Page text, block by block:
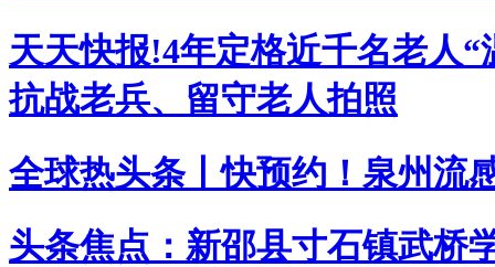
天天快报!4年定格近千名老人
抗战老兵、留守老人拍照
全球热头条丨快预约！泉州流
头条焦点：新邵县寸石镇武桥